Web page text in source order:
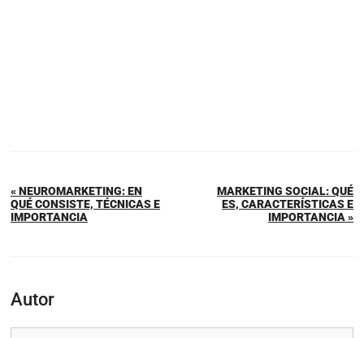
« NEUROMARKETING: EN
QUÉ CONSISTE, TÉCNICAS E
IMPORTANCIA
MARKETING SOCIAL: QUÉ
ES, CARACTERÍSTICAS E
IMPORTANCIA »
Autor